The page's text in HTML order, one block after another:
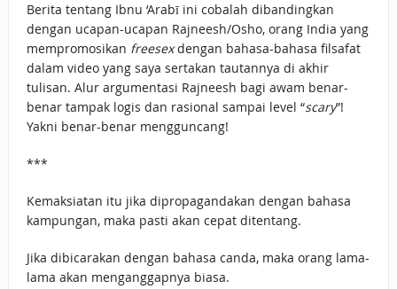
Berita tentang Ibnu ‘Arabī ini cobalah dibandingkan
dengan ucapan-ucapan Rajneesh/Osho, orang India yang
mempromosikan freesexdengan bahasa-bahasa filsafat
dalam video yang saya sertakan tautannya di akhir
tulisan. Alur argumentasi Rajneesh bagi awam benar-
benar tampak logis dan rasional sampai level “scary”!
Yakni benar-benar mengguncang!
***
Kemaksiatan itu jika dipropagandakan dengan bahasa
kampungan, maka pasti akan cepat ditentang.
Jika dibicarakan dengan bahasa canda, maka orang lama-
lama akan menganggapnya biasa.